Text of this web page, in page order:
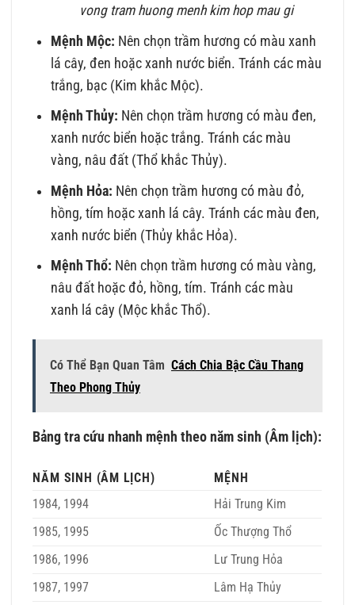
vong tram huong menh kim hop mau gi
Mệnh Mộc: Nên chọn trầm hương có màu xanh
lá cây, đen hoặc xanh nước biển. Tránh các màu
trắng, bạc (Kim khắc Mộc).
Mệnh Thủy: Nên chọn trầm hương có màu đen,
xanh nước biển hoặc trắng. Tránh các màu
vàng, nâu đất (Thổ khắc Thủy).
Mệnh Hỏa: Nên chọn trầm hương có màu đỏ,
hồng, tím hoặc xanh lá cây. Tránh các màu đen,
xanh nước biển (Thủy khắc Hỏa).
Mệnh Thổ: Nên chọn trầm hương có màu vàng,
nâu đất hoặc đỏ, hồng, tím. Tránh các màu
xanh lá cây (Mộc khắc Thổ).
Có Thể Bạn Quan Tâm Cách Chia Bậc Cầu Thang
Theo Phong Thủy
Bảng tra cứu nhanh mệnh theo năm sinh (Âm lịch):
NĂM SINH (ÂM LỊCH)
MỆNH
1984, 1994
Hải Trung Kim
1985, 1995
Ốc Thượng Thổ
1986, 1996
Lư Trung Hỏa
1987, 1997
Lâm Hạ Thủy